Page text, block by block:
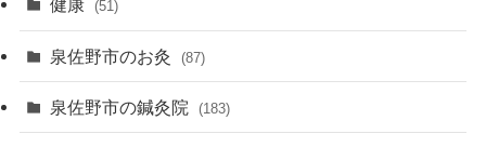
健康 (51)
泉佐野市のお灸 (87)
泉佐野市の鍼灸院 (183)